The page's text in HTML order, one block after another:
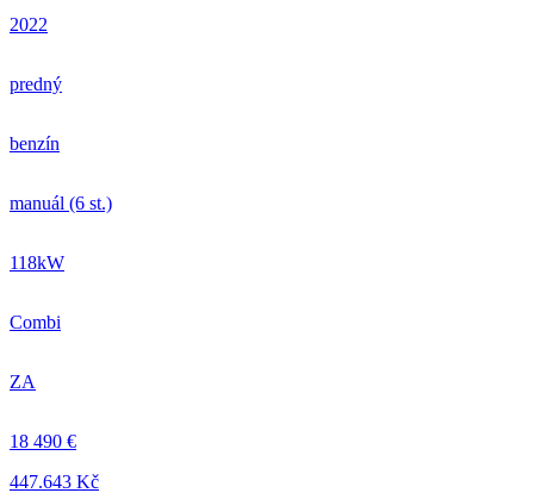
2022
predný
benzín
manuál (6 st.)
118kW
Combi
ZA
18 490 €
447.643 Kč